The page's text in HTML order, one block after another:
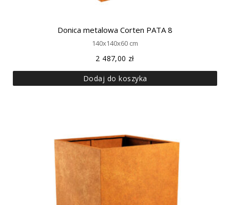
Donica metalowa Corten PATA 8
140x140x60 cm
2 487,00 zł
Dodaj do koszyka